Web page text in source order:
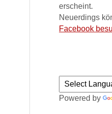
erscheint.
Neuerdings
Facebook
Powered by